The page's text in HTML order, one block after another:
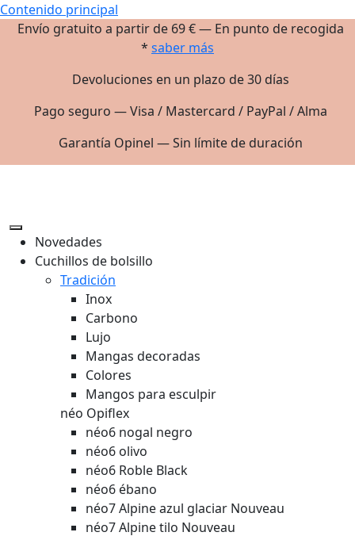
Contenido principal
Envío gratuito a partir de 69 € — En punto de recogida
* saber más
Devoluciones en un plazo de 30 días
Pago seguro — Visa / Mastercard / PayPal / Alma
Garantía Opinel — Sin límite de duración
Novedades
Cuchillos de bolsillo
Tradición
Inox
Carbono
Lujo
Mangas decoradas
Colores
Mangos para esculpir
néo Opiflex
néo6 nogal negro
néo6 olivo
néo6 Roble Black
néo6 ébano
néo7 Alpine azul glaciar Nouveau
néo7 Alpine tilo Nouveau